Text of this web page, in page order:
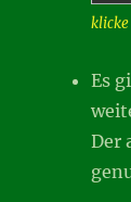
klicke
Es
Der